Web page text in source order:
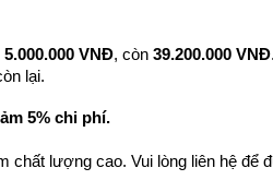
5.000.000 VNĐ, còn 39.200.000 VNĐ.
lại.
5% chi phí.
chất lượng cao. Vui lòng liên hệ để